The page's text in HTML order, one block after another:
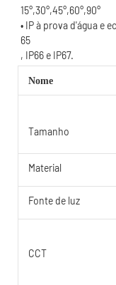
15°,30°,45°,60°,90°
Nome
Tamanho
Material
Fonte de luz
CCT